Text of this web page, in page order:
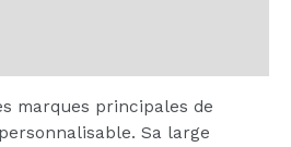
marques principales de
Sa large